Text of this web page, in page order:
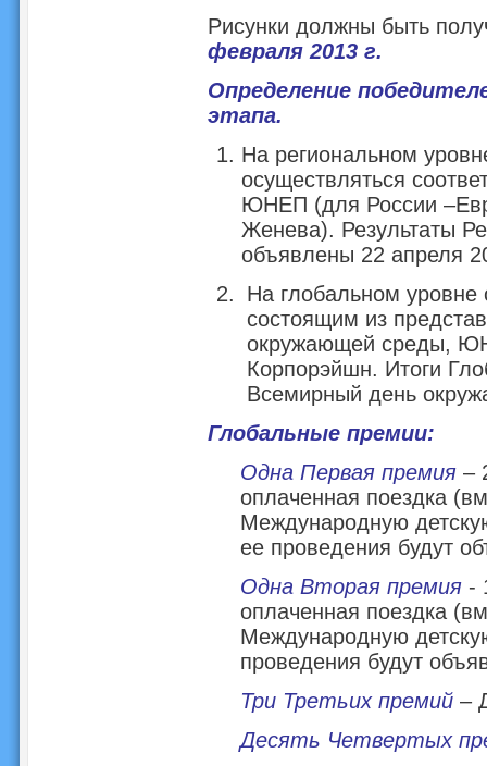
Рисунки должны быть
февраля 2013 г.
Определение
этапа.
На региональном
осуществляться
ЮНЕП (для России
Женева). Результаты
объявлены 22 апреля
На глобальном уровне
состоящим из
окружающей среды,
Корпорэйшн. Итоги
Всемирный день
Глобальные премии:
Одна Первая премия–
оплаченная поездка
Международную
ее проведения будут
Одна Вторая премия-
оплаченная поездка
Международную
проведения будут
Три Третьих премий–
Десять Четвертых